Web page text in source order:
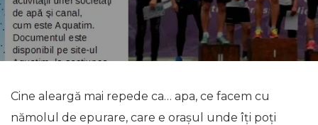
Cine aleargă mai repede ca… apa, ce facem cu
nămolul de epurare, care e orașul unde îți poți